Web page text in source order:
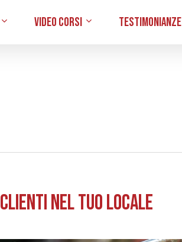
Video Corsi Testimonianze
nel tuo locale